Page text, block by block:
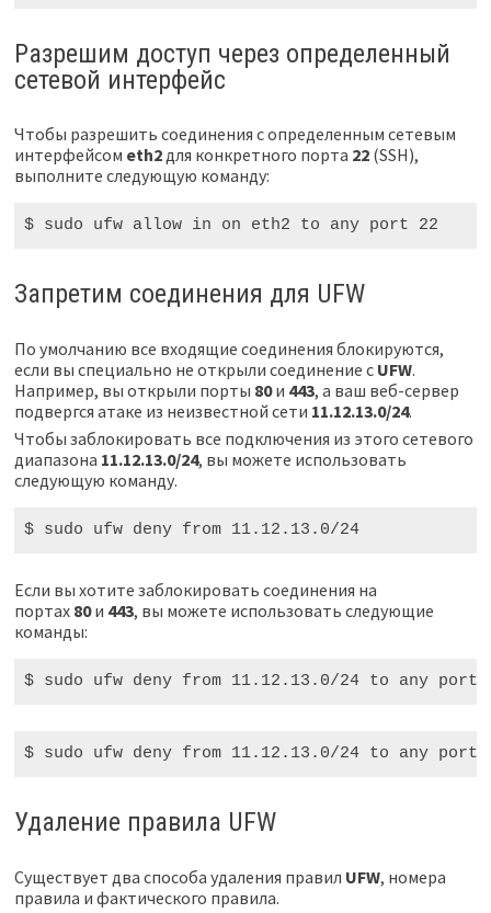
Разрешим доступ через определенный
сетевой интерфейс
Чтобы разрешить соединения с определенным сетевым
интерфейсом eth2для конкретного порта 22(SSH),
выполните следующую команду:
$ sudo ufw allow in on eth2 to any port 22
Запретим соединения для UFW
По умолчанию все входящие соединения блокируются,
если вы специально не открыли соединение с UFW.
Например, вы открыли порты 80и 443, а ваш веб-сервер
подвергся атаке из неизвестной сети 11.12.13.0/24.
Чтобы заблокировать все подключения из этого сетевого
диапазона 11.12.13.0/24, вы можете использовать
следующую команду.
$ sudo ufw deny from 11.12.13.0/24
Если вы хотите заблокировать соединения на
портах 80и 443, вы можете использовать следующие
команды:
$ sudo ufw deny from 11.12.13.0/24 to any port
$ sudo ufw deny from 11.12.13.0/24 to any port
Удаление правила UFW
Существует два способа удаления правил UFW, номера
правила и фактического правила.